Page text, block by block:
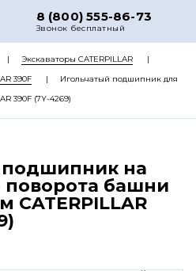
8 (800) 555-86-73
Звонок бесплатный
О НАС
ЗАПЧАСТЕЙ
ЦЕНЫ
Экскаваторы CATERPILLAR
390F
Игольчатый подшипник для
390F (7Y-4269)
подшипник на
башни
CATERPILLAR